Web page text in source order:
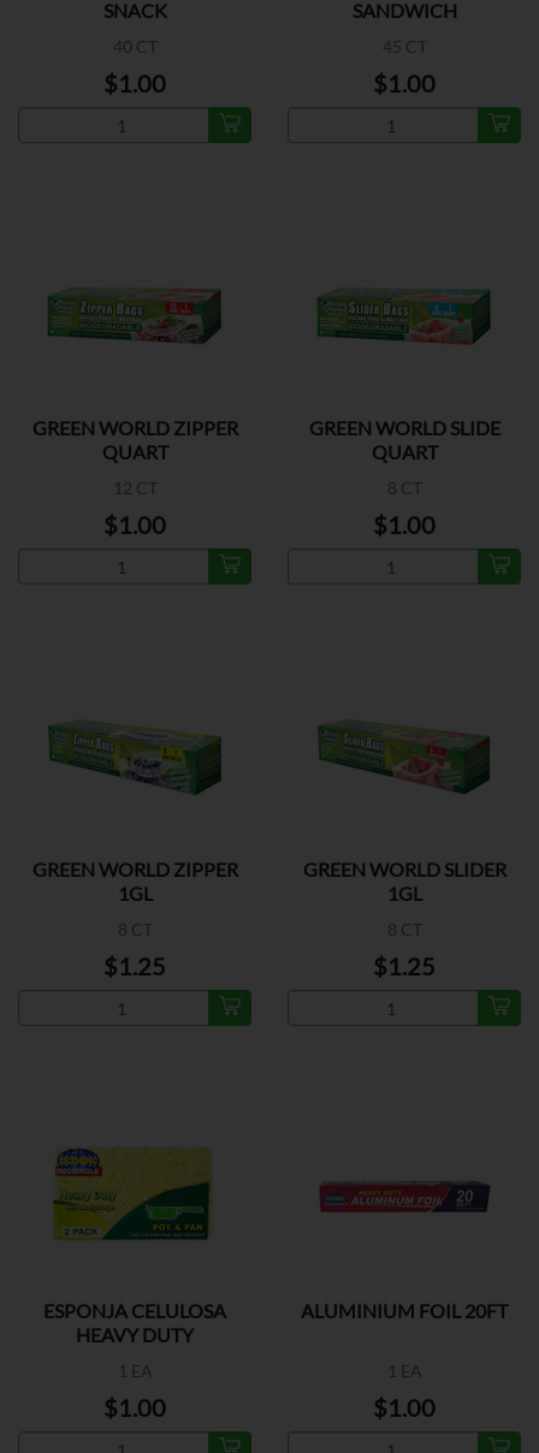
SNACK
40 CT
$1.00
SANDWICH
45 CT
$1.00
GREEN WORLD ZIPPER
QUART
12 CT
$1.00
GREEN WORLD SLIDE
QUART
8 CT
$1.00
GREEN WORLD ZIPPER
1GL
8 CT
$1.25
GREEN WORLD SLIDER
1GL
8 CT
$1.25
ESPONJA CELULOSA
HEAVY DUTY
1 EA
$1.00
ALUMINIUM FOIL 20FT
1 EA
$1.00